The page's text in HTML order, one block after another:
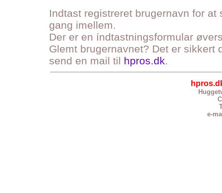
Indtast registreret brugernavn for
gang imellem.
Der er en índtastningsformular
Glemt brugernavnet? Det er sikkert
send en mail til hpros.dk.
e-